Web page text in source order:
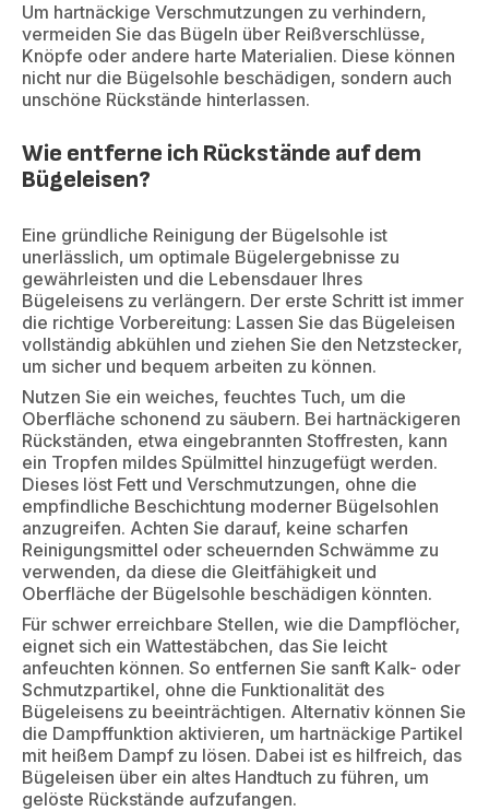
Um hartnäckige Verschmutzungen zu verhindern,
vermeiden Sie das Bügeln über Reißverschlüsse,
Knöpfe oder andere harte Materialien. Diese können
nicht nur die Bügelsohle beschädigen, sondern auch
unschöne Rückstände hinterlassen.
Wie entferne ich Rückstände auf dem
Bügeleisen?
Eine gründliche Reinigung der Bügelsohle ist
unerlässlich, um optimale Bügelergebnisse zu
gewährleisten und die Lebensdauer Ihres
Bügeleisens zu verlängern. Der erste Schritt ist immer
die richtige Vorbereitung: Lassen Sie das Bügeleisen
vollständig abkühlen und ziehen Sie den Netzstecker,
um sicher und bequem arbeiten zu können.
Nutzen Sie ein weiches, feuchtes Tuch, um die
Oberfläche schonend zu säubern. Bei hartnäckigeren
Rückständen, etwa eingebrannten Stoffresten, kann
ein Tropfen mildes Spülmittel hinzugefügt werden.
Dieses löst Fett und Verschmutzungen, ohne die
empfindliche Beschichtung moderner Bügelsohlen
anzugreifen. Achten Sie darauf, keine scharfen
Reinigungsmittel oder scheuernden Schwämme zu
verwenden, da diese die Gleitfähigkeit und
Oberfläche der Bügelsohle beschädigen könnten.
Für schwer erreichbare Stellen, wie die Dampflöcher,
eignet sich ein Wattestäbchen, das Sie leicht
anfeuchten können. So entfernen Sie sanft Kalk- oder
Schmutzpartikel, ohne die Funktionalität des
Bügeleisens zu beeinträchtigen. Alternativ können Sie
die Dampffunktion aktivieren, um hartnäckige Partikel
mit heißem Dampf zu lösen. Dabei ist es hilfreich, das
Bügeleisen über ein altes Handtuch zu führen, um
gelöste Rückstände aufzufangen.